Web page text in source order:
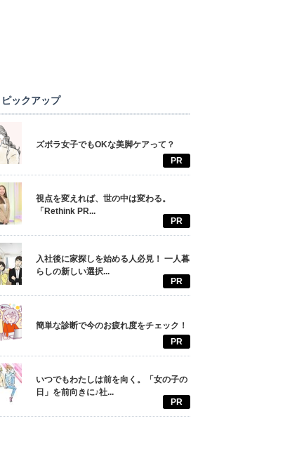
ピックアップ
ズボラ女子でもOKな美脚ケアって？
PR
視点を変えれば、世の中は変わる。
「Rethink PR...
PR
入社後に家探しを始める人必見！ 一人暮
らしの新しい選択...
PR
簡単な診断で今のお疲れ度をチェック！
PR
いつでもわたしは前を向く。「女の子の
日」を前向きに♪社...
PR